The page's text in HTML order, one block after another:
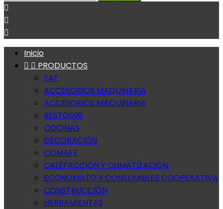



Inicio
  PRODUCTOS
SAT
ACCESORIOS MAQUINARIA
ACCESORIOS MAQUINARIA
RESTOS99
COCINAS
DECORACIÓN
COMAFE
CALEFACCIÓN Y CLIMATIZACIÓN
ECONOMATO Y CONSUMIBLES COOPERATIVA
CONSTRUCCIÓN
HERRAMIENTAS